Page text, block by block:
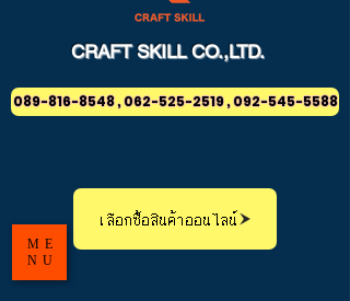
CRAFT SKILL CO.,LTD.
089-816-8548 , 062-525-2519 , 092-545-5588
เลือกซื้อสินค้าออนไลน์
ME
NU